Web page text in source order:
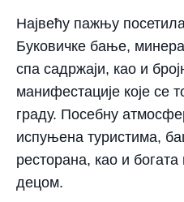
Највећу пажњу
Буковичке бање,
спа садржаји, као и
манифестације које се
граду. Посебну
испуњена туристима,
ресторана, као и
децом.